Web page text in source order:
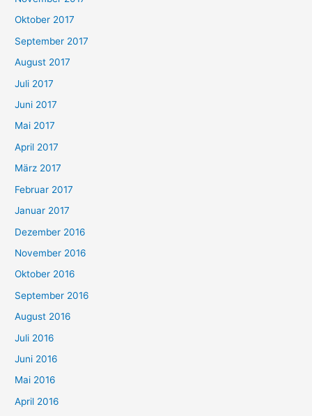
Oktober 2017
September 2017
August 2017
Juli 2017
Juni 2017
Mai 2017
April 2017
März 2017
Februar 2017
Januar 2017
Dezember 2016
November 2016
Oktober 2016
September 2016
August 2016
Juli 2016
Juni 2016
Mai 2016
April 2016